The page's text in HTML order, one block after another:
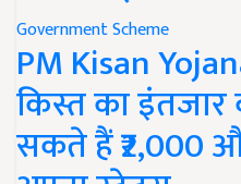
Government Scheme
PM Kisan
किस्त का
सकते हैं